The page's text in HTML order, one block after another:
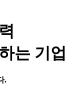
는 기업
.